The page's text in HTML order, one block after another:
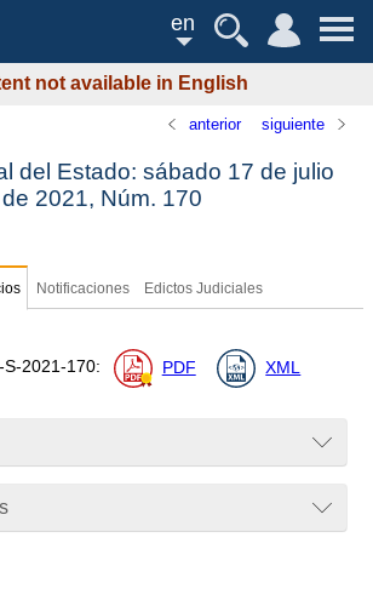
en
not available in English
anterior siguiente
del Estado: sábado 17 de julio
de 2021, Núm. 170
Notificaciones Edictos Judiciales
S-2021-170: PDF XML